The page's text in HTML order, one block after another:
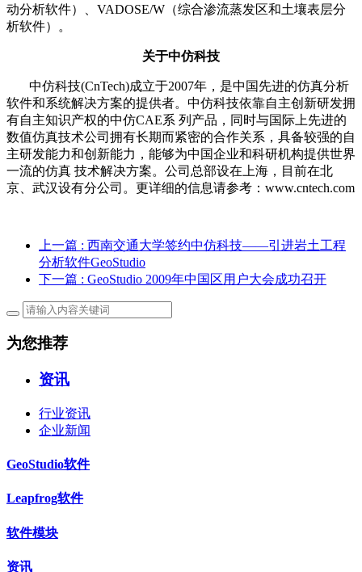
动分析软件）、VADOSE/W（综合渗流蒸发区和土壤表层分
析软件）。
关于中仿科技
中仿科技(CnTech)成立于2007年，是中国先进的仿真分析
软件和系统解决方案的提供者。中仿科技依靠自主创新研发拥
有自主知识产权的中仿CAE系 列产品，同时与国际上先进的
数值仿真技术公司拥有长期而紧密的合作关系，具备较强的自
主研发能力和创新能力，能够为中国企业和科研机构提供世界
一流的仿真 技术解决方案。公司总部设在上海，目前在北
京、武汉设有分公司。更详细的信息请参考：www.cntech.com
上一篇 : 西南交通大学签约中仿科技——引进岩土工程
分析软件GeoStudio
下一篇 : GeoStudio 2009年中国区用户大会成功召开
为您推荐
资讯
行业资讯
企业新闻
GeoStudio软件
Leapfrog软件
软件模块
资讯